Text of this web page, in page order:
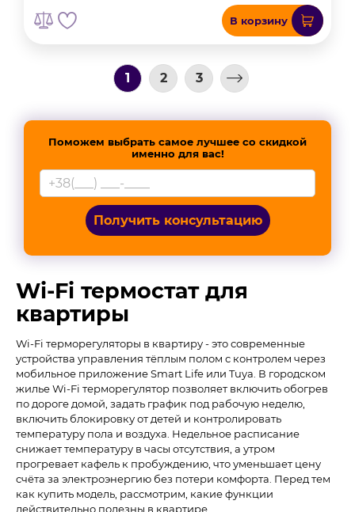
В корзину
1 2 3
Поможем выбрать самое лучшее со скидкой
именно для вас!
Получить консультацию
Wi-Fi термостат для
квартиры
Wi-Fi терморегуляторы в квартиру - это современные
устройства управления тёплым полом с контролем через
мобильное приложение Smart Life или Tuya. В городском
жилье Wi-Fi терморегулятор позволяет включить обогрев
по дороге домой, задать график под рабочую неделю,
включить блокировку от детей и контролировать
температуру пола и воздуха. Недельное расписание
снижает температуру в часы отсутствия, а утром
прогревает кафель к пробуждению, что уменьшает цену
счёта за электроэнергию без потери комфорта. Перед тем
как купить модель, рассмотрим, какие функции
действительно полезны в квартире.